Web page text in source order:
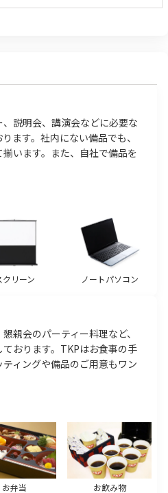
説明会、講演会などに必要な
ます。社内にない備品でも、
います。また、自社で備品を
クリーン ノートパソコン
親会のパーティー料理など、
おります。TKPはお食事の手
ィングや備品のご用意もワン
お弁当 お飲み物